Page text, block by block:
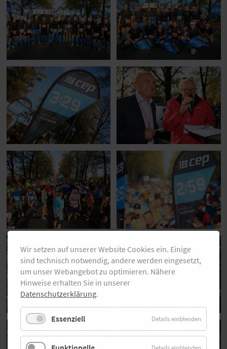
Wir setzen auf unserer Website Cookies ein. Einige
sind technisch notwendig, andere werden eingesetzt,
um unser Webangebot zu optimieren. Nähere
Hinweise erhalten Sie in unserer
Datenschutzerklärung.
Essenziell Details einblenden